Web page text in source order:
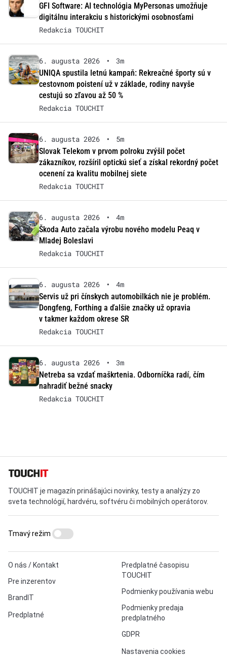
GFI Software: AI technológia MyPersonas umožňuje
digitálnu interakciu s historickými osobnosťami
Redakcia TOUCHIT
6. augusta 2026 •
3m
UNIQA spustila letnú kampaň: Rekreačné športy sú v
cestovnom poistení už v základe, rodiny navyše
cestujú so zľavou až 50 %
Redakcia TOUCHIT
6. augusta 2026 •
5m
Slovak Telekom v prvom polroku zvýšil počet
zákazníkov, rozšíril optickú sieť a získal rekordný počet
ocenení za kvalitu mobilnej siete
Redakcia TOUCHIT
6. augusta 2026 •
4m
Škoda Auto začala výrobu nového modelu Peaq v
Mladej Boleslavi
Redakcia TOUCHIT
6. augusta 2026 •
4m
Servis už pri čínskych automobilkách nie je problém.
Dongfeng, Forthing a ďalšie značky už opravia
v takmer každom okrese SR
Redakcia TOUCHIT
6. augusta 2026 •
3m
Netreba sa vzdať maškrtenia. Odborníčka radí, čím
nahradiť bežné snacky
Redakcia TOUCHIT
TOUCHIT je magazín prinášajúci novinky, testy a analýzy zo
sveta technológií, hardvéru, softvéru či mobilných operátorov.
O nás / Kontakt
Pre inzerentov
BrandIT
Predplatné
Predplatné časopisu
TOUCHIT
Podmienky používania webu
Podmienky predaja
predplatného
GDPR
Nastavenia cookies
Tmavý režim